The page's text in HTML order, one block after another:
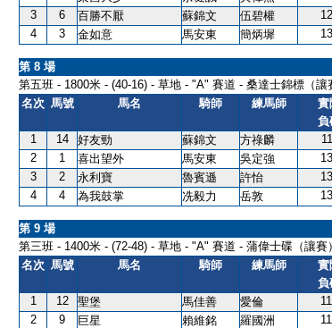
3
6 百勝不厭 蘇錦文 伍碧權
4
3 金如意 馬安東 簡炳墀
第 8 場
第五班 - 1800米 - (40-16) - 草地 - "A" 賽道 - 桑達士錦標（讓
名次 馬號 馬名 騎師 練馬師
實
負
1 14 好友勁 蘇錦文 方祿麟
2
1 喜出望外 馬安東 吳定強
3
2 永利寶 魯賓遜 許怡
4
4 為我鼓掌 冼毅力 岳敦
第 9 場
第三班 - 1400米 - (72-48) - 草地 - "A" 賽道 - 蒲偉士碟（讓賽）
名次 馬號 馬名 騎師 練馬師
實
負
1 12 聖堡 馬佳善 愛倫
2
9 巨星 賴維銘 羅國洲